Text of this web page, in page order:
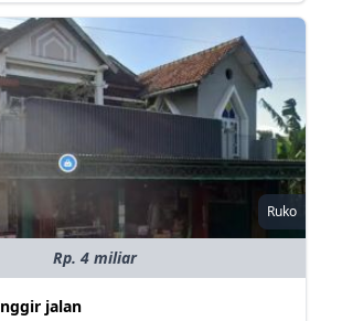
Ruko
Rp. 4 miliar
jalan